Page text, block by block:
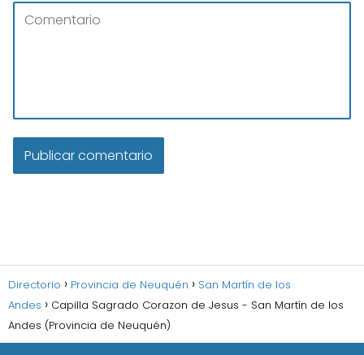
Directorio Provincia de Neuquén
San Martín de los
Andes
Capilla Sagrado Corazon de Jesus - San Martín de los
Andes (Provincia de Neuquén)